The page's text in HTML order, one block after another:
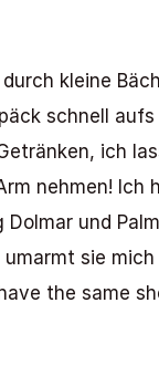
kleine
schnell
ich
nehmen! Ich
und
sie mich
the same